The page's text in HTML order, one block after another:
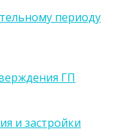
периоду
ГП
и застройки